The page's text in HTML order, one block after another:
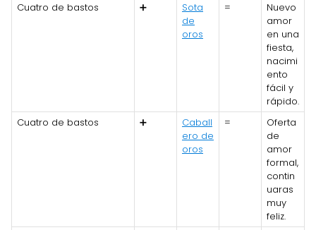
Cuatro de bastos
➕
Sota
de
oros
=
Nuevo
amor
en una
fiesta,
nacimi
ento
fácil y
rápido.
Cuatro de bastos
➕
Caball
ero de
oros
=
Oferta
de
amor
formal,
contin
uaras
muy
feliz.